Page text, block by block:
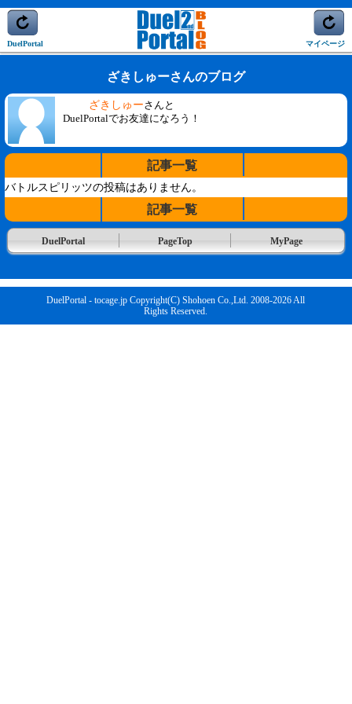
DuelPortal マイページ
ざきしゅーさんのブログ
ざきしゅーさんと
DuelPortalでお友達になろう！
記事一覧
バトルスピリッツの投稿はありません。
記事一覧
DuelPortal PageTop MyPage
DuelPortal - tocage.jp Copyright(C) Shohoen Co.,Ltd. 2008-2026 All
Rights Reserved.